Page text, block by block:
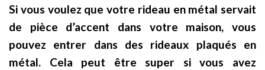
Si vous voulez que votre rideau en métal servait
de pièce d’accent dans votre maison, vous
pouvez entrer dans des rideaux plaqués en
métal. Cela peut être super si vous avez